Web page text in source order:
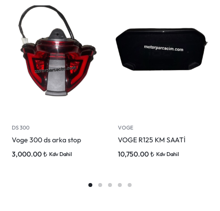
DS 300
Voge 300 ds arka stop
3,000.00₺ Kdv Dahil
VOGE
VOGE R125 KM SAATİ
10,750.00₺ Kdv Dahil